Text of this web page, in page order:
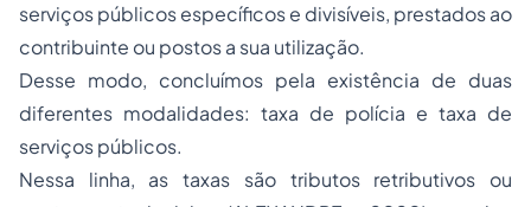
serviços públicos específicos e divisíveis, prestados ao
contribuinte ou postos a sua utilização.
Desse modo, concluímos pela existência de duas
diferentes modalidades: taxa de polícia e taxa de
serviços públicos.
Nessa linha, as taxas são tributos retributivos ou